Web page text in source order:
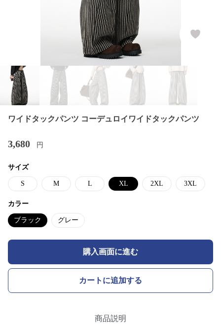
ワイドタックパンツ コーデュロイワイドタックパンツ
3,680 円
サイズ
S M L XL 2XL 3XL
カラー
ブラック グレー
購入画面に進む
カートに追加する
商品説明